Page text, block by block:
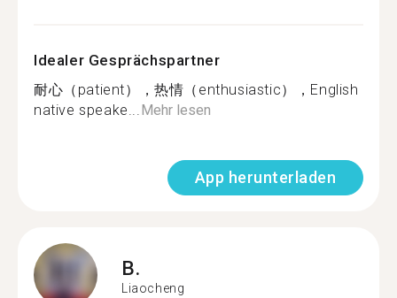
Idealer Gesprächspartner
耐心（patient），热情（enthusiastic），English
native speake... Mehr lesen
App herunterladen
B.
Liaocheng